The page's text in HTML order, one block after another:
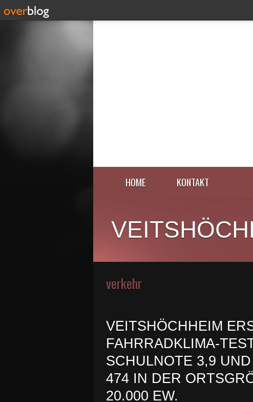
HOME KONTAKT
verkehr
VEITSHÖCHHEIM
FAHRRADKLIMA-
SCHULNOTE 3,9
474 IN DER
0.000 EW.